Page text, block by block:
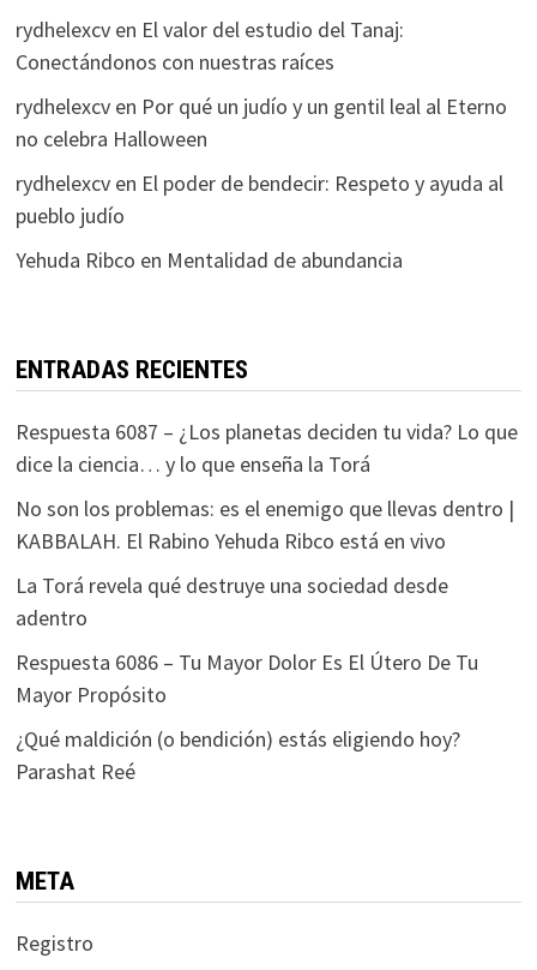
rydhelexcven El valor del estudio del Tanaj:
Conectándonos con nuestras raíces
rydhelexcven Por qué un judío y un gentil leal al Eterno
no celebra Halloween
rydhelexcven El poder de bendecir: Respeto y ayuda al
pueblo judío
Yehuda Ribco en Mentalidad de abundancia
ENTRADAS RECIENTES
Respuesta 6087 – ¿Los planetas deciden tu vida? Lo que
dice la ciencia… y lo que enseña la Torá
No son los problemas: es el enemigo que llevas dentro |
KABBALAH. El Rabino Yehuda Ribco está en vivo
La Torá revela qué destruye una sociedad desde
adentro
Respuesta 6086 – Tu Mayor Dolor Es El Útero De Tu
Mayor Propósito
¿Qué maldición (o bendición) estás eligiendo hoy?
Parashat Reé
META
Registro